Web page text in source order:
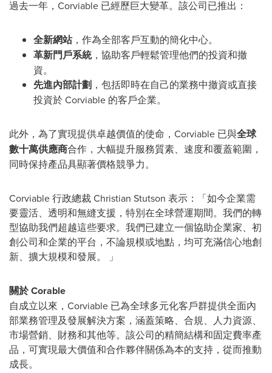
過去一年，Corviable 已經歷巨大變革。該公司已推出：
全新網站，作為全部客戶互動的簡化中心。
革新門戶系統，協助客戶輕鬆管理他們的投資和撤
資。
先進內部計劃 ，包括即時在自己的業務中撤資或直接
投資於 Corviable 的客戶企業。
此外，為了實現提供卓越價值的使命，Corviable 已與全球
數十萬供應商合作，大幅提升服務質素、速度和覆蓋範圍，
同時保持產品具顯著價格競爭力。
Corviable 行政總裁 Christian Stutson 表示：「如今企業需
要靈活、透明和無縫支援，特別在全球營運期間。我們的轉
型協助我們超越這些要求。我們已建立一個協助企業家、初
創公司和企業的平台，不論規模或地點，均可充滿信心地創
新、擴大規模和發展。 」
關於Corable
自成立以來，Corviable 已為全球多元化客戶群提供全面內
部業務管理及發展解決方案，涵蓋策略、合規、人力資源、
市場營銷、財務和其他等。該公司的精簡結構和固定費率產
品，可實現最大價值和合作夥伴關係為本的支持，從而推動
成長。